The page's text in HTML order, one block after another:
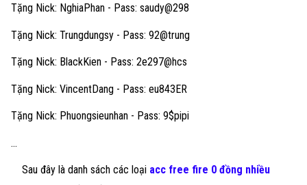
Tặng Nick: NghiaPhan - Pass: saudy@298
Tặng Nick: Trungdungsy - Pass: 92@trung
Tặng Nick: BlackKien - Pass: 2e297@hcs
Tặng Nick: VincentDang - Pass: eu843ER
Tặng Nick: Phuongsieunhan - Pass: 9$pipi
...
Sau đây là danh sách các loại acc free fire 0 đồng nhiều